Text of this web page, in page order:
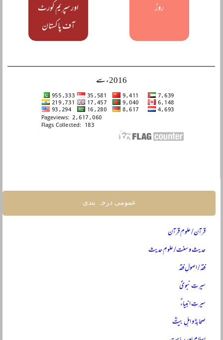
روز
اور سپریم کورٹ
آف پاکستان
2016ء سے
عمومی درجہ بندی
قرآن / علومِ قرآن
حدیث و سنت / علومِ حدیث
فقہ / اصولِ فقہ
سیرتِ نبویؐ
سیرتِ انبیاءؑ
صحابہؓ و اہلِ بیتؓ